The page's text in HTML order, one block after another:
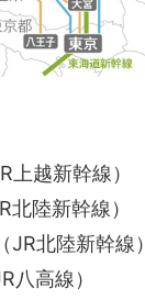
越新幹線）
北陸新幹線）
北陸新幹線）
八高線）